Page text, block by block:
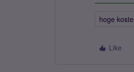
hoge
Like